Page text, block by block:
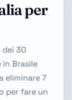
per
dei 30
Brasile
eliminare 7
per fare un